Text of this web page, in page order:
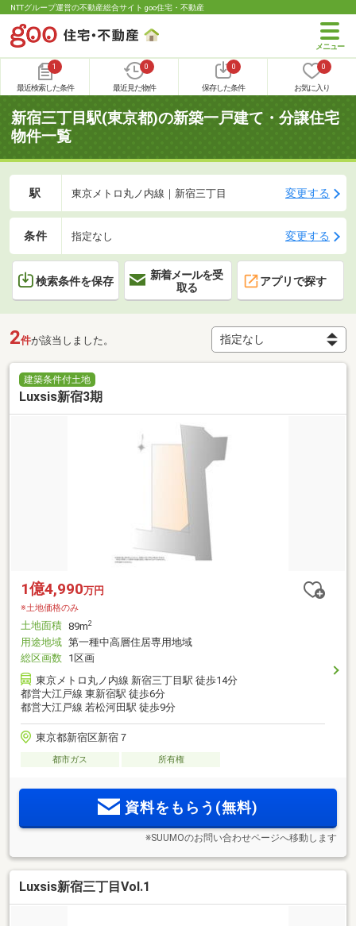
NTTグループ運営の不動産総合サイト goo住宅・不動産
1
最近検索した条件
0
最近見た物件
0
保存した条件
0
お気に入り
新宿三丁目駅(東京都)の新築一戸建て・分譲住宅
物件一覧
駅 東京メトロ丸ノ内線｜新宿三丁目 変更する
条件 指定なし 変更する
検索条件を保存
新着メールを受
取る
アプリで探す
2件が該当しました。
建築条件付土地
Luxsis新宿3期
1億4,990万円
※土地価格のみ
土地面積 89m2
用途地域 第一種中高層住居専用地域
総区画数 1区画
東京メトロ丸ノ内線 新宿三丁目駅 徒歩14分
都営大江戸線 東新宿駅 徒歩6分
都営大江戸線 若松河田駅 徒歩9分
東京都新宿区新宿７
都市ガス 所有権
資料をもらう(無料)
※SUUMOのお問い合わせページへ移動します
Luxsis新宿三丁目Vol.1